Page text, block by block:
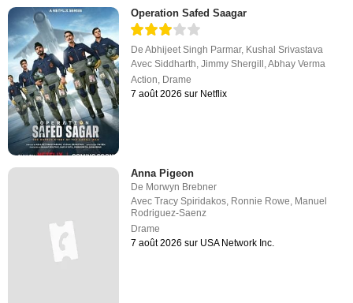
Operation Safed Saagar
DeAbhijeet Singh Parmar, Kushal Srivastava
AvecSiddharth ,Jimmy Shergill ,Abhay Verma
Action Drame
7 août 2026 sur Netflix
Anna Pigeon
De Morwyn Brebner
AvecTracy Spiridakos, Ronnie Rowe, Manuel
Rodriguez-Saenz
Drame
7 août 2026 sur USA Network Inc.